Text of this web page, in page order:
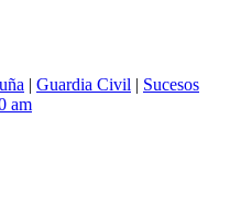
| Guardia Civil | Sucesos
am